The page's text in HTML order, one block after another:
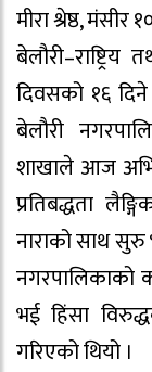
मीरा श्रेष्ठ, मंसीर १०
बेलौरी–राष्ट्रिय
दिवसको १६
बेलौरी
शाखाले आज
प्रतिबद्धता
नाराको साथ
नगरपालिकाको
भई हिंसा
गरिएको थियो ।